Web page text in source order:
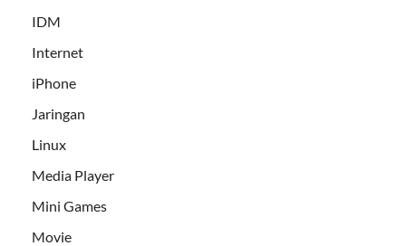
IDM
Internet
iPhone
Jaringan
Linux
Media Player
Mini Games
Movie